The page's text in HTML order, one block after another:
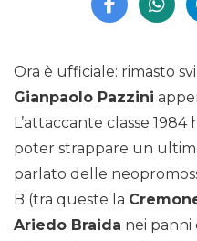
Ora è ufficiale: rimasto
Gianpaolo Pazzini
L’attaccante classe
poter strappare un
parlato delle
B (tra queste la
Ariedo Braida nei